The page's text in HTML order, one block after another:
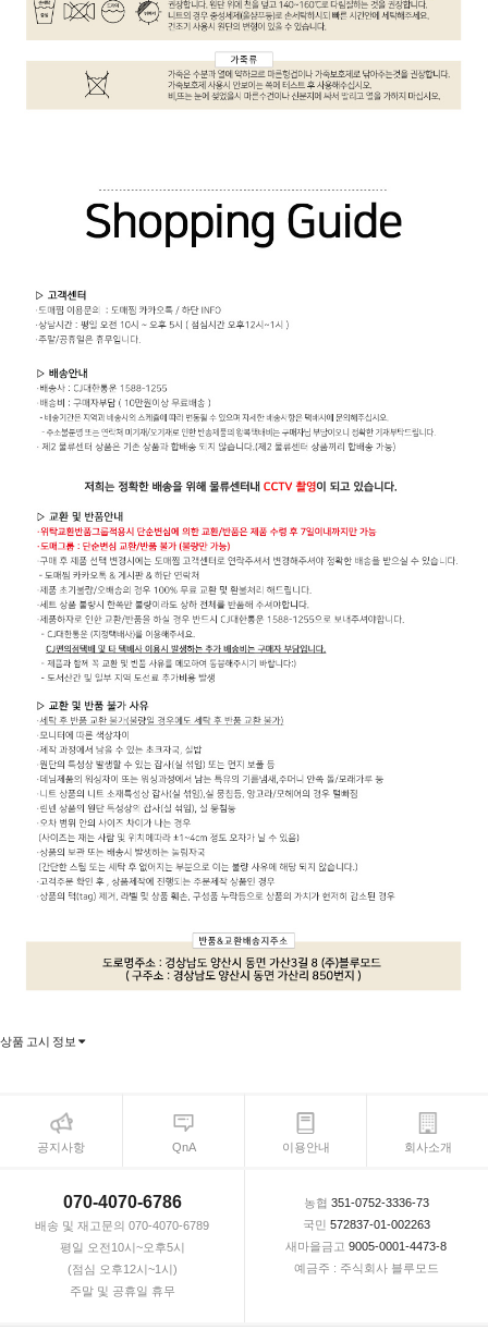
상품 고시 정보
공지사항 QnA 이용안내 회사소개
070-4070-6786
배송 및 재고문의 070-4070-6789
평일 오전10시~오후5시
(점심 오후12시~1시)
주말 및 공휴일 휴무
농협 351-0752-3336-73
국민 572837-01-002263
새마을금고 9005-0001-4473-8
예금주 : 주식회사 블루모드